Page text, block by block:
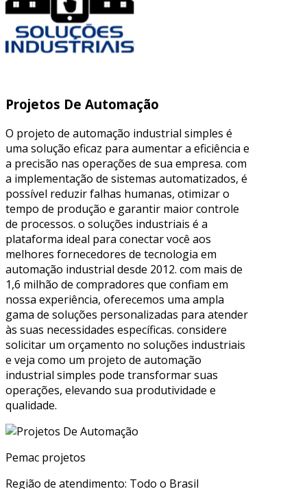
Projetos De Automação
O projeto de automação industrial simples é
uma solução eficaz para aumentar a eficiência e
a precisão nas operações de sua empresa. com
a implementação de sistemas automatizados, é
possível reduzir falhas humanas, otimizar o
tempo de produção e garantir maior controle
de processos. o soluções industriais é a
plataforma ideal para conectar você aos
melhores fornecedores de tecnologia em
automação industrial desde 2012. com mais de
1,6 milhão de compradores que confiam em
nossa experiência, oferecemos uma ampla
gama de soluções personalizadas para atender
às suas necessidades específicas. considere
solicitar um orçamento no soluções industriais
e veja como um projeto de automação
industrial simples pode transformar suas
operações, elevando sua produtividade e
qualidade.
Pemac projetos
Região de atendimento: Todo o Brasil